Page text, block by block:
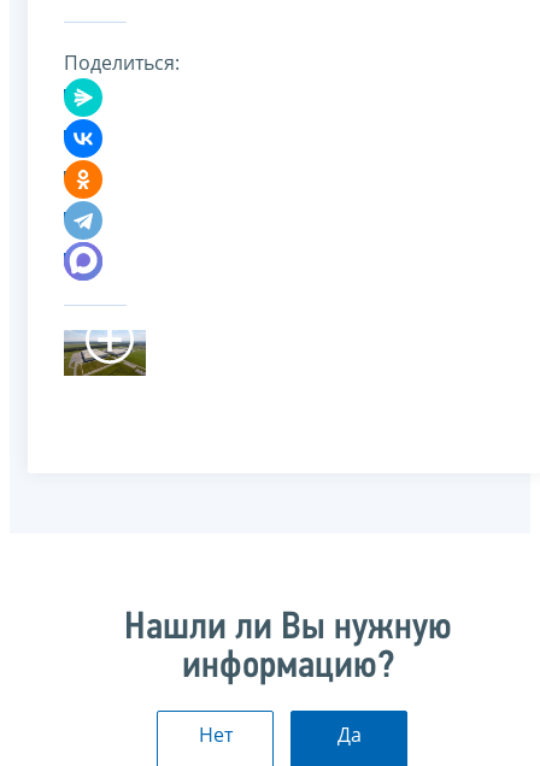
Поделиться:
Нашли ли Вы нужную
информацию?
Нет Да